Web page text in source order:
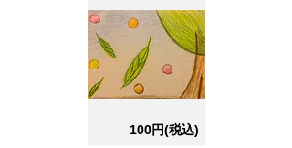
100円(税込)